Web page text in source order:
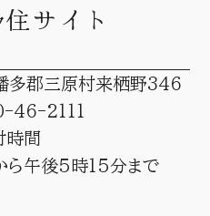
サイト
多郡三原村来栖野346
46-2111
時間
ら午後5時15分まで